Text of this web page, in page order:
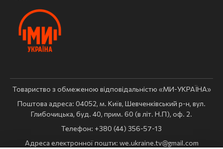
Товариство з обмеженою відповідальністю «МИ-УКРАЇНА»
Поштова адреса: 04052, м. Київ, Шевченківський р-н, вул.
Глибочицька, буд. 40, прим. 60 (в літ. Н.П), оф. 2.
Телефон: +380 (44) 356-57-13
Адреса електронної пошти: we.ukraine.tv@gmail.com